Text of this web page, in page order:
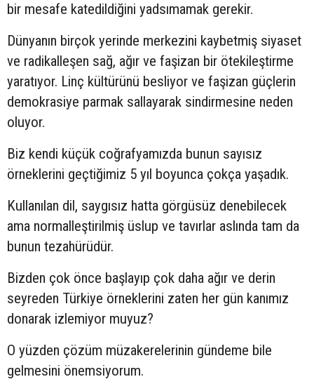
bir mesafe katedildiğini yadsımamak gerekir.
Dünyanın birçok yerinde merkezini kaybetmiş siyaset
ve radikalleşen sağ, ağır ve faşizan bir ötekileştirme
yaratıyor. Linç kültürünü besliyor ve faşizan güçlerin
demokrasiye parmak sallayarak sindirmesine neden
oluyor.
Biz kendi küçük coğrafyamızda bunun sayısız
örneklerini geçtiğimiz 5 yıl boyunca çokça yaşadık.
Kullanılan dil, saygısız hatta görgüsüz denebilecek
ama normalleştirilmiş üslup ve tavırlar aslında tam da
bunun tezahürüdür.
Bizden çok önce başlayıp çok daha ağır ve derin
seyreden Türkiye örneklerini zaten her gün kanımız
donarak izlemiyor muyuz?
O yüzden çözüm müzakerelerinin gündeme bile
gelmesini önemsiyorum.